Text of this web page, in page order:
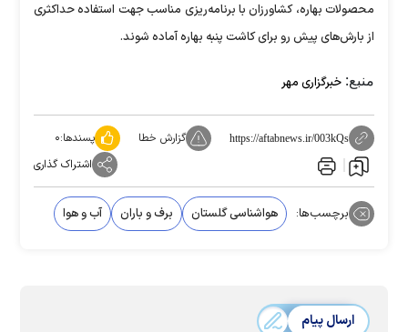
محصولات بهاره، کشاورزان با برنامه‌ریزی مناسب جهت استفاده حداکثری
از بارش‌های پیش رو برای کاشت پنبه بهاره آماده شوند.
منبع: خبرگزاری مهر
https://aftabnews.ir/003kQs گزارش خطا پسندها:۰
اشتراک گذاری
برچسب‌ها: هواشناسی گلستان برف و باران آب و هوا
ارسال پیام